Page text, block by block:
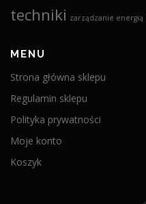
techniki zarządzanie energią
MENU
Strona główna sklepu
Regulamin sklepu
Polityka prywatności
Moje konto
Koszyk